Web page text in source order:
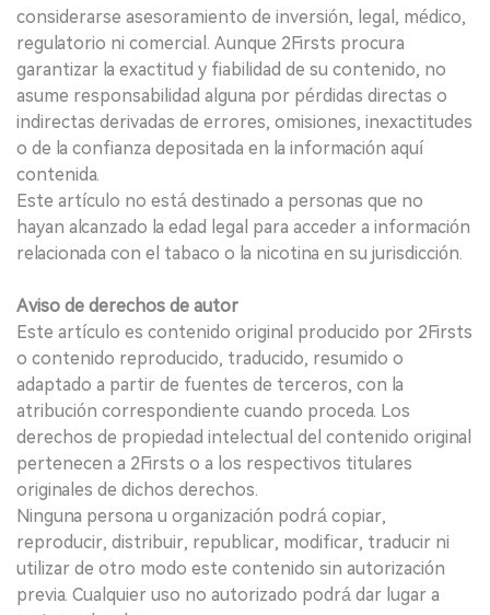
considerarse asesoramiento de inversión, legal, médico,
regulatorio ni comercial. Aunque 2Firsts procura
garantizar la exactitud y fiabilidad de su contenido, no
asume responsabilidad alguna por pérdidas directas o
indirectas derivadas de errores, omisiones, inexactitudes
o de la confianza depositada en la información aquí
contenida.
Este artículo no está destinado a personas que no
hayan alcanzado la edad legal para acceder a información
relacionada con el tabaco o la nicotina en su jurisdicción.
Aviso de derechos de autor
Este artículo es contenido original producido por 2Firsts
o contenido reproducido, traducido, resumido o
adaptado a partir de fuentes de terceros, con la
atribución correspondiente cuando proceda. Los
derechos de propiedad intelectual del contenido original
pertenecen a 2Firsts o a los respectivos titulares
originales de dichos derechos.
Ninguna persona u organización podrá copiar,
reproducir, distribuir, republicar, modificar, traducir ni
utilizar de otro modo este contenido sin autorización
previa. Cualquier uso no autorizado podrá dar lugar a